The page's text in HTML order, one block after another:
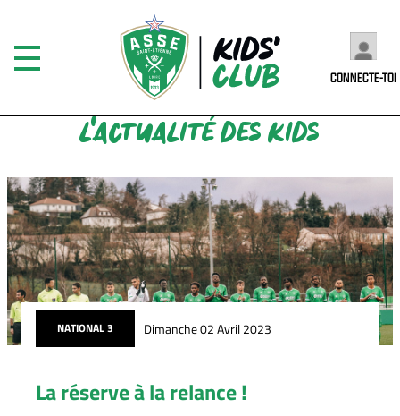
CONNECTE-TOI
L'ACTUALITÉ DES KIDS
NATIONAL 3 Dimanche 02 Avril 2023
La réserve à la relance !